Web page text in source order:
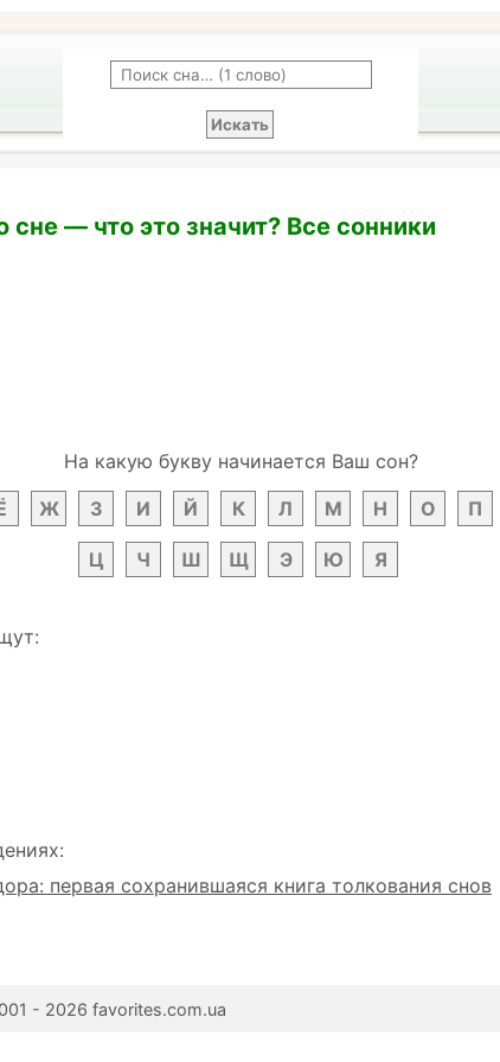
— что это значит? Все сонники
На какую букву начинается Ваш сон?
Ж З И Й К Л М Н О П
Ц Ч Ш Щ Э Ю Я
первая сохранившаяся книга толкования снов
- 2026 favorites.com.ua